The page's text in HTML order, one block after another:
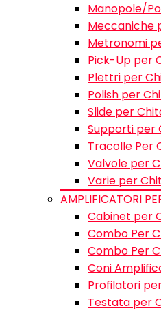
Manopole/
Meccaniche
Metronomi
Pick-Up per
Plettri per
Polish per
Slide per
Supporti per
Tracolle Per
Valvole per
Varie per
AMPLIFICATORI
Cabinet per
Combo Per
Combo Per
Coni
Profilatori
Testata per